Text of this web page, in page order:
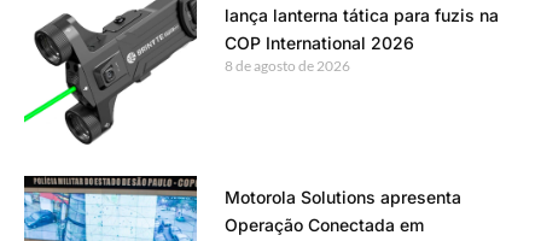
lança lanterna tática para fuzis na
COP International 2026
8 de agosto de 2026
Motorola Solutions apresenta
Operação Conectada em